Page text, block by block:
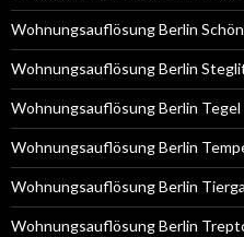
Wohnungsauflösung Berlin
Wohnungsauflösung Berlin
Wohnungsauflösung Berlin Tegel
Wohnungsauflösung Berlin
Wohnungsauflösung Berlin
Wohnungsauflösung Berlin